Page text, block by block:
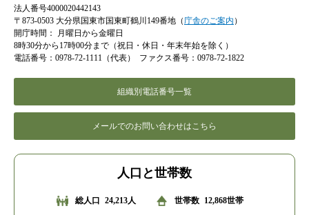
法人番号4000020442143
〒873-0503 大分県国東市国東町鶴川149番地（ 庁舎のご案内 ）
開庁時間：
月曜日から金曜日
8時30分から17時00分まで（祝日・休日・年末年始を除く）
電話番号：0978-72-1111（代表）
ファクス番号：0978-72-1822
組織別電話番号一覧
メールでのお問い合わせはこちら
人口と世帯数
総人口 24,213人 世帯数 12,868世帯